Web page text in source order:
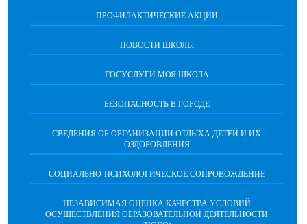
ПРОФИЛАКТИЧЕСКИЕ АКЦИИ
НОВОСТИ ШКОЛЫ
ГОСУСЛУГИ МОЯ ШКОЛА
БЕЗОПАСНОСТЬ В ГОРОДЕ
СВЕДЕНИЯ ОБ ОРГАНИЗАЦИИ ОТДЫХА ДЕТЕЙ И ИХ
ОЗДОРОВЛЕНИЯ
СОЦИАЛЬНО-ПСИХОЛОГИЧЕСКОЕ СОПРОВОЖДЕНИЕ
НЕЗАВИСИМАЯ ОЦЕНКА КАЧЕСТВА УСЛОВИЙ
ОСУЩЕСТВЛЕНИЯ ОБРАЗОВАТЕЛЬНОЙ ДЕЯТЕЛЬНОСТИ